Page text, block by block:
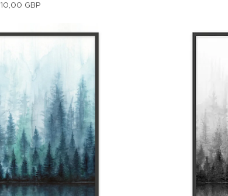
Precio
10,00 GBP